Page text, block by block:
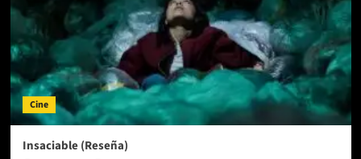
Cine
Insaciable (Reseña)